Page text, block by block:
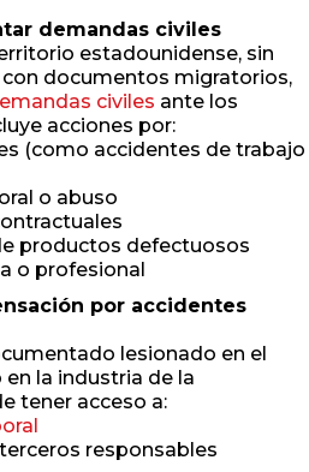
demandas civiles
estadounidense, sin
documentos migratorios,
civiles ante los
acciones por:
(como accidentes de trabajo
o abuso
productos defectuosos
o profesional
por accidentes
lesionado en el
la industria de la
tener acceso a:
responsables